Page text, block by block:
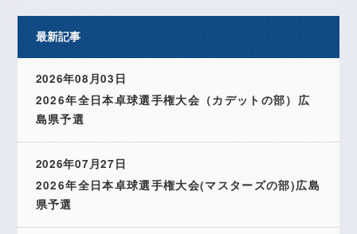
最新記事
2026年08月03日
2026年全日本卓球選手権大会（カデットの部）広
島県予選
2026年07月27日
2026年全日本卓球選手権大会(マスターズの部)広島
県予選